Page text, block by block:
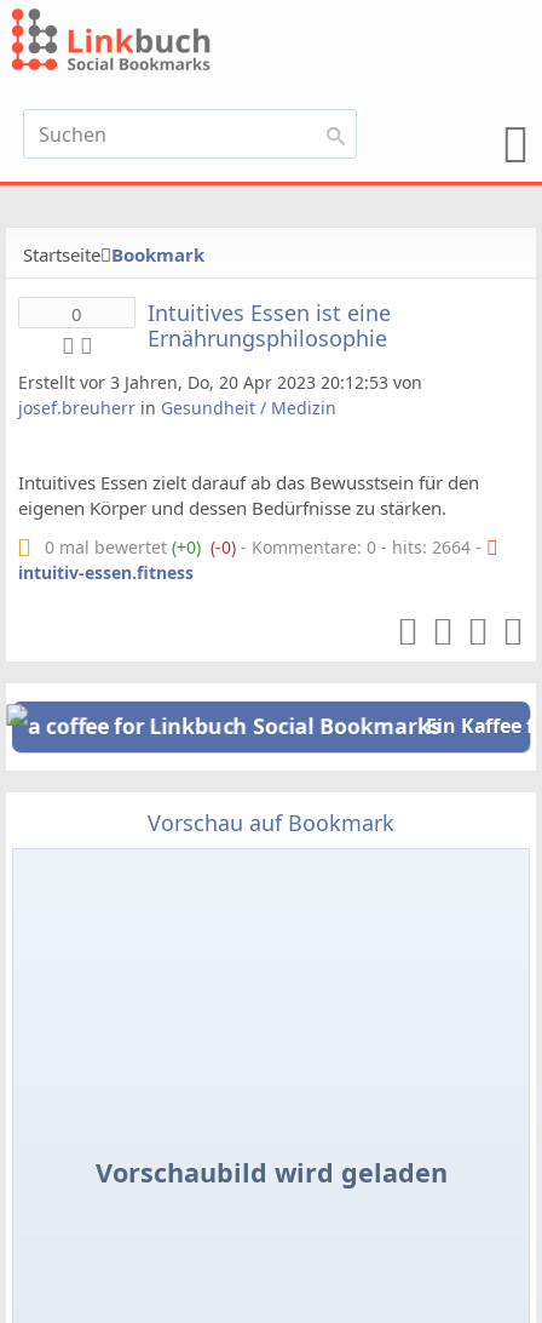
Startseite Bookmark
0
Intuitives Essen ist eine
Ernährungsphilosophie
Erstellt vor 3 Jahren, Do, 20 Apr 2023 20:12:53 von
josef.breuherr in Gesundheit / Medizin
Intuitives Essen zielt darauf ab das Bewusstsein für den
eigenen Körper und dessen Bedürfnisse zu stärken.
0 mal bewertet (+0) (-0) - Kommentare: 0 - hits: 2664 -
intuitiv-essen.fitness
Ein Kaffee
Vorschau auf Bookmark
Vorschaubild wird geladen